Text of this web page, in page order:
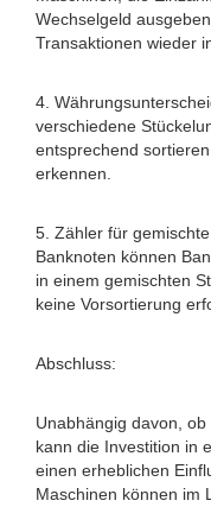
Wechselgeld
Transaktionen wieder
4.
verschiedene
entsprechend
erkennen.
5. Zähler für
Banknoten können
in einem gemischten
keine Vorsortierung
Abschluss:
Unabhängig davon,
kann die Investition in
einen erheblichen
Maschinen können im